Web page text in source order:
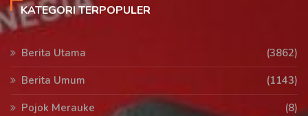
KATEGORI TERPOPULER
Berita Utama
(3862)
Berita Umum
(1143)
Pojok Merauke
(8)